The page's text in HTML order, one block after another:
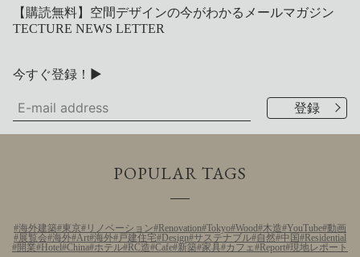
【購読無料】空間デザインの今がわかるメールマガジン
TECTURE NEWS LETTER
今すぐ登録！▶
POPULAR TAGS
海外建築 東京 リノベーション Renovation Tokyo Wood 木造 YouTube 動画
展覧会 海外 Art 海外 戸建住宅 Design サステナブル 自然 中国
Residential
開業
Hotel China ホテル RC造 Cafe 新築 家具 カフェ Report 現地レポート